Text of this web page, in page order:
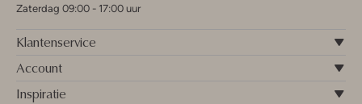
Zaterdag 09:00 - 17:00 uur
Klantenservice
Account
Inspiratie